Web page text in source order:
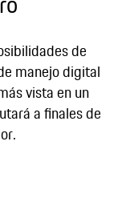
de
manejo digital
vista en un
a finales de